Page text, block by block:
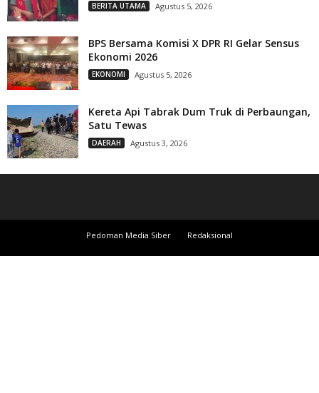
BERITA UTAMA Agustus 5, 2026
BPS Bersama Komisi X DPR RI Gelar Sensus
Ekonomi 2026
EKONOMI Agustus 5, 2026
Kereta Api Tabrak Dum Truk di Perbaungan,
Satu Tewas
DAERAH Agustus 3, 2026
Pedoman Media Siber Redaksional